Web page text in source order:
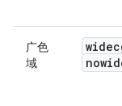
广色
域